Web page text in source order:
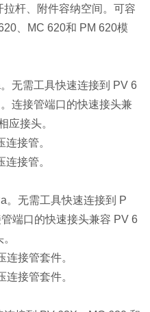
杆、附件容纳空间。可容
、MC 620和 PM 620模
无需工具快速连接到 PV 6
连接管端口的快速接头兼
应接头。
接管。
接管。
。无需工具快速连接到 P
端口的快速接头兼容 PV 6
连接管套件。
连接管套件。